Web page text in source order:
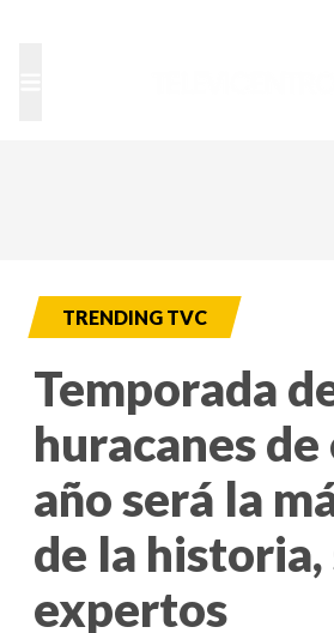
TRENDING TVC
Temporada
huracanes de
año será la
de la historia,
expertos